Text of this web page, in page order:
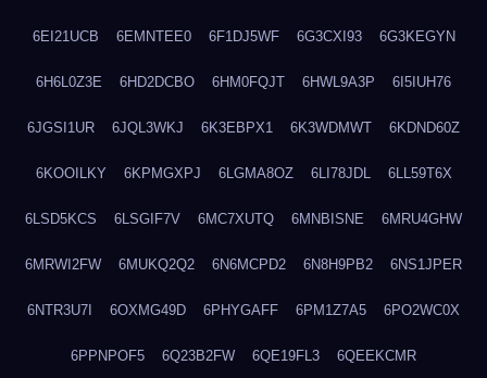
6EI21UCB 6EMNTEE0 6F1DJ5WF 6G3CXI93 6G3KEGYN
6H6L0Z3E 6HD2DCBO 6HM0FQJT 6HWL9A3P 6I5IUH76
6JGSI1UR 6JQL3WKJ 6K3EBPX1 6K3WDMWT 6KDND60Z
6KOOILKY 6KPMGXPJ 6LGMA8OZ 6LI78JDL 6LL59T6X
6LSD5KCS 6LSGIF7V 6MC7XUTQ 6MNBISNE 6MRU4GHW
6MRWI2FW 6MUKQ2Q2 6N6MCPD2 6N8H9PB2 6NS1JPER
6NTR3U7I 6OXMG49D 6PHYGAFF 6PM1Z7A5 6PO2WC0X
6PPNPOF5 6Q23B2FW 6QE19FL3 6QEEKCMR